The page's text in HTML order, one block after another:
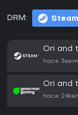
DRM: Steam
Ori and
hace 3sem
Ori and
hace